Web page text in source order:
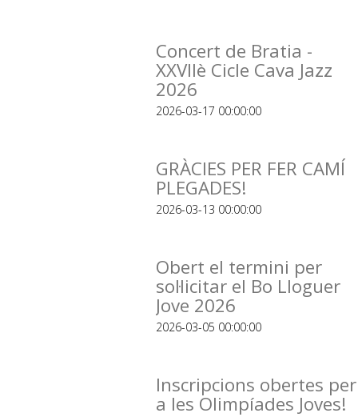
Concert de Bratia -
XXVIIè Cicle Cava Jazz
2026
2026-03-17 00:00:00
GRÀCIES PER FER CAMÍ
PLEGADES!
2026-03-13 00:00:00
Obert el termini per
sol·licitar el Bo Lloguer
Jove 2026
2026-03-05 00:00:00
Inscripcions obertes per
a les Olimpíades Joves!